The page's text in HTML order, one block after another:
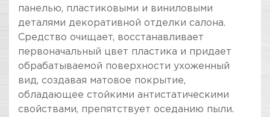
панелью, пластиковыми и виниловыми
деталями декоративной отделки салона.
Средство очищает, восстанавливает
первоначальный цвет пластика и придает
обрабатываемой поверхности ухоженный
вид, создавая матовое покрытие,
обладающее стойкими антистатическими
свойствами, препятствует оседанию пыли.